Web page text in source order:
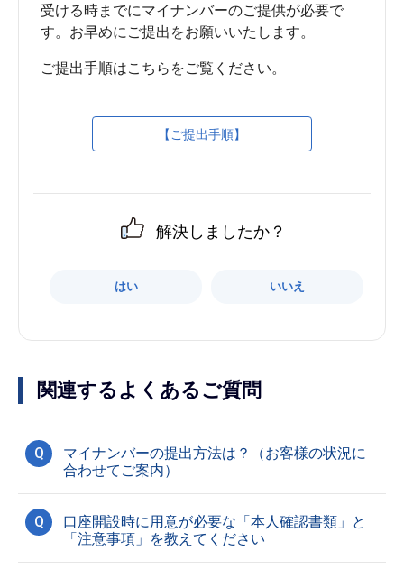
受ける時までにマイナンバーのご提供が必要で
す。お早めにご提出をお願いいたします。
【ご提出手順】
解決しましたか？
はい いいえ
関連するよくあるご質問
Q
マイナンバーの提出方法は？（お客様の状況に
合わせてご案内）
Q
口座開設時に用意が必要な「本人確認書類」と
「注意事項」を教えてください